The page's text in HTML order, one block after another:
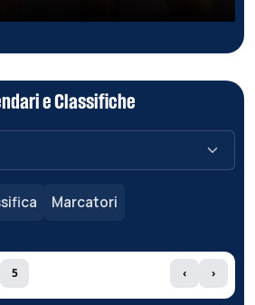
e Classifiche
Marcatori
5 ‹ ›